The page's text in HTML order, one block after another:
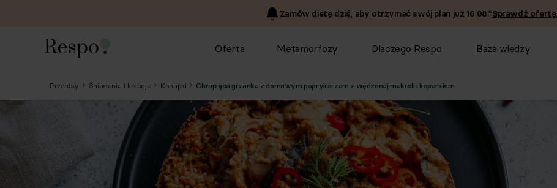
Zamów dietę dziś, aby otrzymać swój plan już 16.08.*Sprawdź ofertę.
Oferta Metamorfozy Dlaczego Respo Baza wiedzy
Przepisy Śniadania i kolacje Kanapki Chrupiąca grzanka z domowym paprykarzem z wędzonej makreli i koperkiem